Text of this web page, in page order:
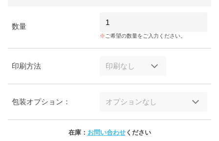
数量
ご希望の数量をご入力ください。
印刷方法
包装オプション：
在庫： お問い合わせください